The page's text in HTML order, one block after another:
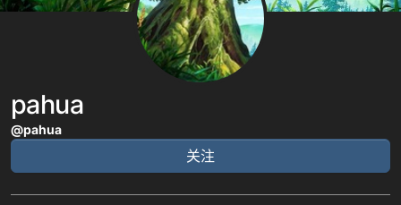
pahua
@pahua
关注